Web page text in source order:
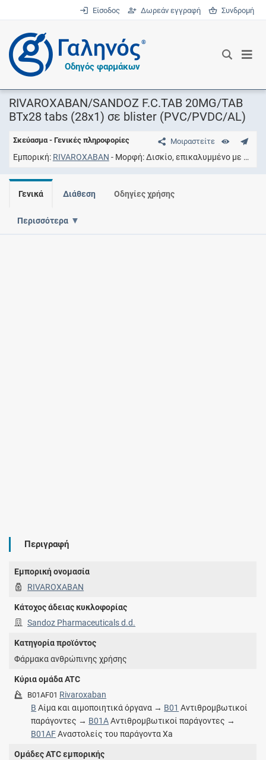
Είσοδος Δωρεάν εγγραφή Συνδρομή
®
Οδηγός φαρμάκων
RIVAROXABAN/SANDOZ F.C.TAB 20MG/TAB
BTx28 tabs (28x1) σε blister (PVC/PVDC/AL)
Μοιραστείτε
Σκεύασμα - Γενικές πληροφορίες
Εμπορική RIVAROXABAN Μορφή Δισκίο, επικαλυμμένο με υμένιο
Γενικά Διάθεση Οδηγίες χρήσης
Περισσότερα
Περιγραφή
Εμπορική ονομασία
RIVAROXABAN
Κάτοχος άδειας κυκλοφορίας
Sandoz Pharmaceuticals d.d.
Κατηγορία προϊόντος
Φάρμακα ανθρώπινης χρήσης
Κύρια ομάδα ATC
B01AF01 Rivaroxaban
B Αίμα και αιμοποιητικά όργανα → B01 Αντιθρομβωτικοί
παράγοντες → B01AΑντιθρομβωτικοί παράγοντες →
B01AFΑναστολείς του παράγοντα Xa
Ομάδες ATC εμπορικής